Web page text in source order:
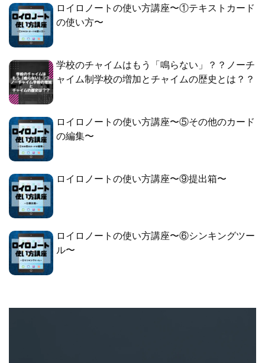
ロイロノートの使い方講座〜①テキストカード
の使い方〜
学校のチャイムはもう「鳴らない」？？ノーチ
ャイム制学校の増加とチャイムの歴史とは？？
ロイロノートの使い方講座〜⑤その他のカード
の編集〜
ロイロノートの使い方講座〜⑨提出箱〜
ロイロノートの使い方講座〜⑥シンキングツー
ル〜